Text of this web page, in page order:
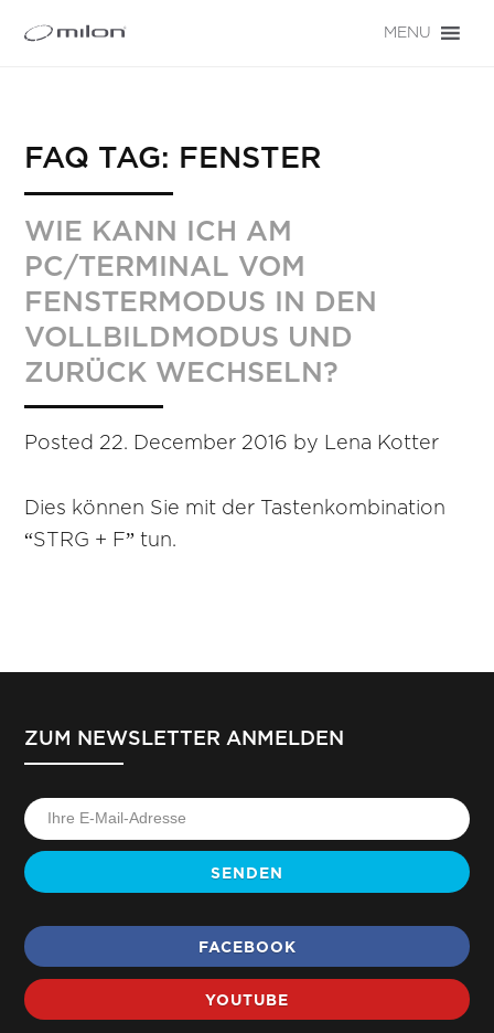
MENU
FAQ TAG: FENSTER
WIE KANN ICH AM
PC/TERMINAL VOM
FENSTERMODUS IN DEN
VOLLBILDMODUS UND
ZURÜCK WECHSELN?
Posted22. December 2016 by Lena Kotter
Dies können Sie mit der Tastenkombination
“STRG + F” tun.
ZUM NEWSLETTER ANMELDEN
SENDEN
FACEBOOK
YOUTUBE